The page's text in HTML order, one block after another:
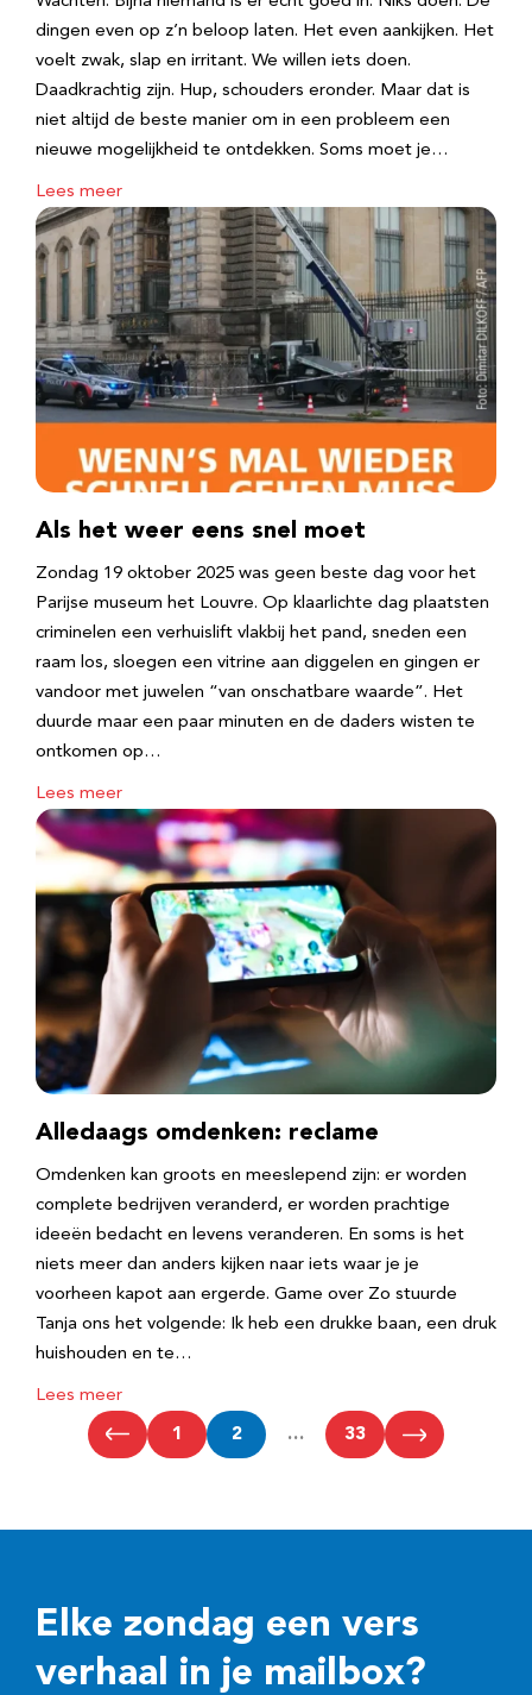
dingen even op z’n beloop laten. Het even aankijken. Het
voelt zwak, slap en irritant. We willen iets doen.
Daadkrachtig zijn. Hup, schouders eronder. Maar dat is
niet altijd de beste manier om in een probleem een
nieuwe mogelijkheid te ontdekken. Soms moet je…
Lees meer
Als het weer eens snel moet
Zondag 19 oktober 2025 was geen beste dag voor het
Parijse museum het Louvre. Op klaarlichte dag plaatsten
criminelen een verhuislift vlakbij het pand, sneden een
raam los, sloegen een vitrine aan diggelen en gingen er
vandoor met juwelen “van onschatbare waarde”. Het
duurde maar een paar minuten en de daders wisten te
ontkomen op…
Lees meer
Alledaags omdenken: reclame
Omdenken kan groots en meeslepend zijn: er worden
complete bedrijven veranderd, er worden prachtige
ideeën bedacht en levens veranderen. En soms is het
niets meer dan anders kijken naar iets waar je je
voorheen kapot aan ergerde. Game over Zo stuurde
Tanja ons het volgende: Ik heb een drukke baan, een druk
huishouden en te…
Lees meer
1 2 … 33
Elke zondag een vers
verhaal in je mailbox?